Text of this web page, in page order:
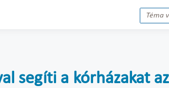
segíti a kórházakat